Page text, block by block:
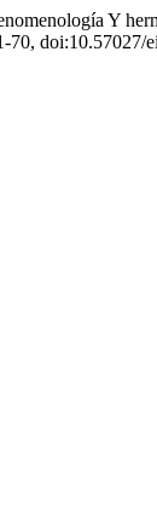
Y
70, doi:10.57027/